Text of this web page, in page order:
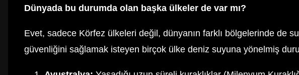
Dünyada bu durumda olan başka ülkeler de var mı?
Evet, sadece Körfez ülkeleri değil, dünyanın farklı bölgelerinde de su
güvenliğini sağlamak isteyen birçok ülke deniz suyuna yönelmiş